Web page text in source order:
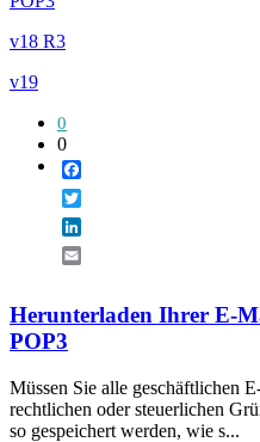
v18 R3
v19
0
0
Herunterladen Ihrer E-
POP3
Müssen Sie alle geschäftlichen
rechtlichen oder steuerlichen
so gespeichert werden, wie s...